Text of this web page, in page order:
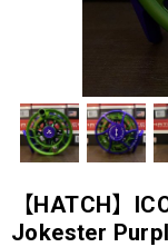
【HATCH】
Jokester